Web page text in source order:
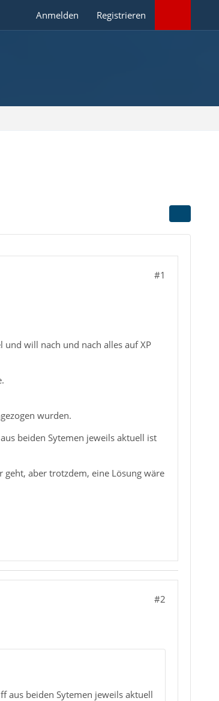
Anmelden Registrieren
#1
will nach und nach alles auf XP
wurden.
beiden Sytemen jeweils aktuell ist
aber trotzdem, eine Lösung wäre
#2
aus beiden Sytemen jeweils aktuell